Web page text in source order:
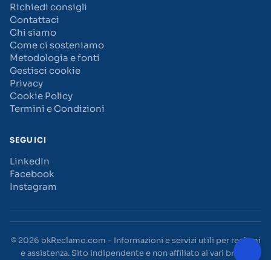
Richiedi consigli
Contattaci
Chi siamo
Come ci sosteniamo
Metodologia e fonti
Gestisci cookie
Privacy
Cookie Policy
Termini e Condizioni
SEGUICI
LinkedIn
Facebook
Instagram
© 2026 okReclamo.com - Informazioni e servizi utili per reclami
e assistenza. Sito indipendente e non affiliato ai vari brand.